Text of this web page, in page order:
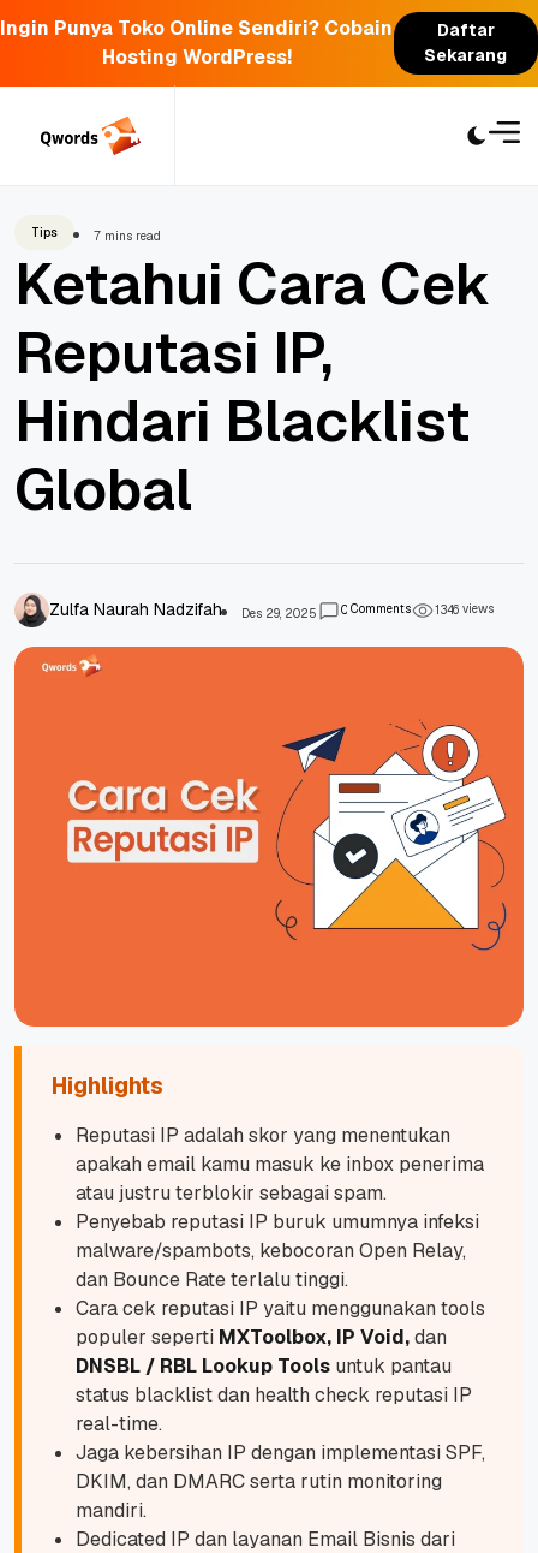
Ingin Punya Toko Online Sendiri? Cobain
Hosting WordPress!
Daftar
Sekarang
Tips 7 mins read
Ketahui Cara Cek
Reputasi IP,
Hindari Blacklist
Global
Zulfa Naurah Nadzifah Des 29, 2025 0Comments 1346views
Highlights
Reputasi IP adalah skor yang menentukan
apakah email kamu masuk ke inbox penerima
atau justru terblokir sebagai spam.
Penyebab reputasi IP buruk umumnya infeksi
malware/spambots, kebocoran Open Relay,
dan Bounce Rate terlalu tinggi.
Cara cek reputasi IP yaitu menggunakan tools
populer seperti MXToolbox, IP Void,dan
DNSBL / RBL Lookup Tools untuk pantau
status blacklist dan health check reputasi IP
real-time.
Jaga kebersihan IP dengan implementasi SPF,
DKIM, dan DMARC serta rutin monitoring
mandiri.
Dedicated IP dan layanan Email Bisnis dari